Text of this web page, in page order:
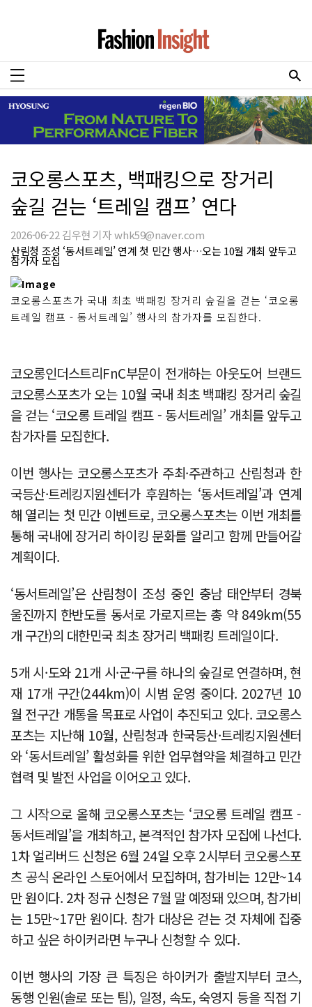
코오롱스포츠, 백패킹으로 장거리
숲길 걷는 ‘트레일 캠프’ 연다
2026-06-22 김우현 기자 whk59@naver.com
산림청 조성 ‘동서트레일’ 연계 첫 민간 행사…오는 10월 개최 앞두고
참가자 모집
코오롱스포츠가 국내 최초 백패킹 장거리 숲길을 걷는 ‘코오롱
트레일 캠프 - 동서트레일’ 행사의 참가자를 모집한다.
코오롱인더스트리FnC부문이 전개하는 아웃도어 브랜드
코오롱스포츠가 오는 10월 국내 최초 백패킹 장거리 숲길
을 걷는 ‘코오롱 트레일 캠프 - 동서트레일’ 개최를 앞두고
참가자를 모집한다.
이번 행사는 코오롱스포츠가 주최·주관하고 산림청과 한
국등산·트레킹지원센터가 후원하는 ‘동서트레일’과 연계
해 열리는 첫 민간 이벤트로, 코오롱스포츠는 이번 개최를
통해 국내에 장거리 하이킹 문화를 알리고 함께 만들어갈
계획이다.
‘동서트레일’은 산림청이 조성 중인 충남 태안부터 경북
울진까지 한반도를 동서로 가로지르는 총 약 849km(55
개 구간)의 대한민국 최초 장거리 백패킹 트레일이다.
5개 시·도와 21개 시·군·구를 하나의 숲길로 연결하며, 현
재 17개 구간(244km)이 시범 운영 중이다. 2027년 10
월 전구간 개통을 목표로 사업이 추진되고 있다. 코오롱스
포츠는 지난해 10월, 산림청과 한국등산·트레킹지원센터
와 ‘동서트레일’ 활성화를 위한 업무협약을 체결하고 민간
협력 및 발전 사업을 이어오고 있다.
그 시작으로 올해 코오롱스포츠는 ‘코오롱 트레일 캠프 -
동서트레일’을 개최하고, 본격적인 참가자 모집에 나선다.
1차 얼리버드 신청은 6월 24일 오후 2시부터 코오롱스포
츠 공식 온라인 스토어에서 모집하며, 참가비는 12만~14
만 원이다. 2차 정규 신청은 7월 말 예정돼 있으며, 참가비
는 15만~17만 원이다. 참가 대상은 걷는 것 자체에 집중
하고 싶은 하이커라면 누구나 신청할 수 있다.
이번 행사의 가장 큰 특징은 하이커가 출발지부터 코스,
동행 인원(솔로 또는 팀), 일정, 속도, 숙영지 등을 직접 기